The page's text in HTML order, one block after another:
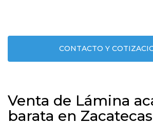
CONTACTO Y
Venta de Lámina
barata en Zacatecas